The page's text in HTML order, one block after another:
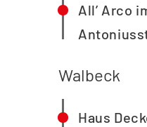
All’ Arco
Walbeck
Haus